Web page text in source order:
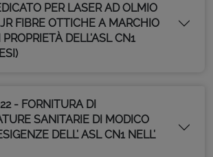
PER LASER AD OLMIO
FIBRE OTTICHE A MARCHIO
DELL’ASL CN1
- FORNITURA DI
SANITARIE DI MODICO
DELL’ ASL CN1 NELL’